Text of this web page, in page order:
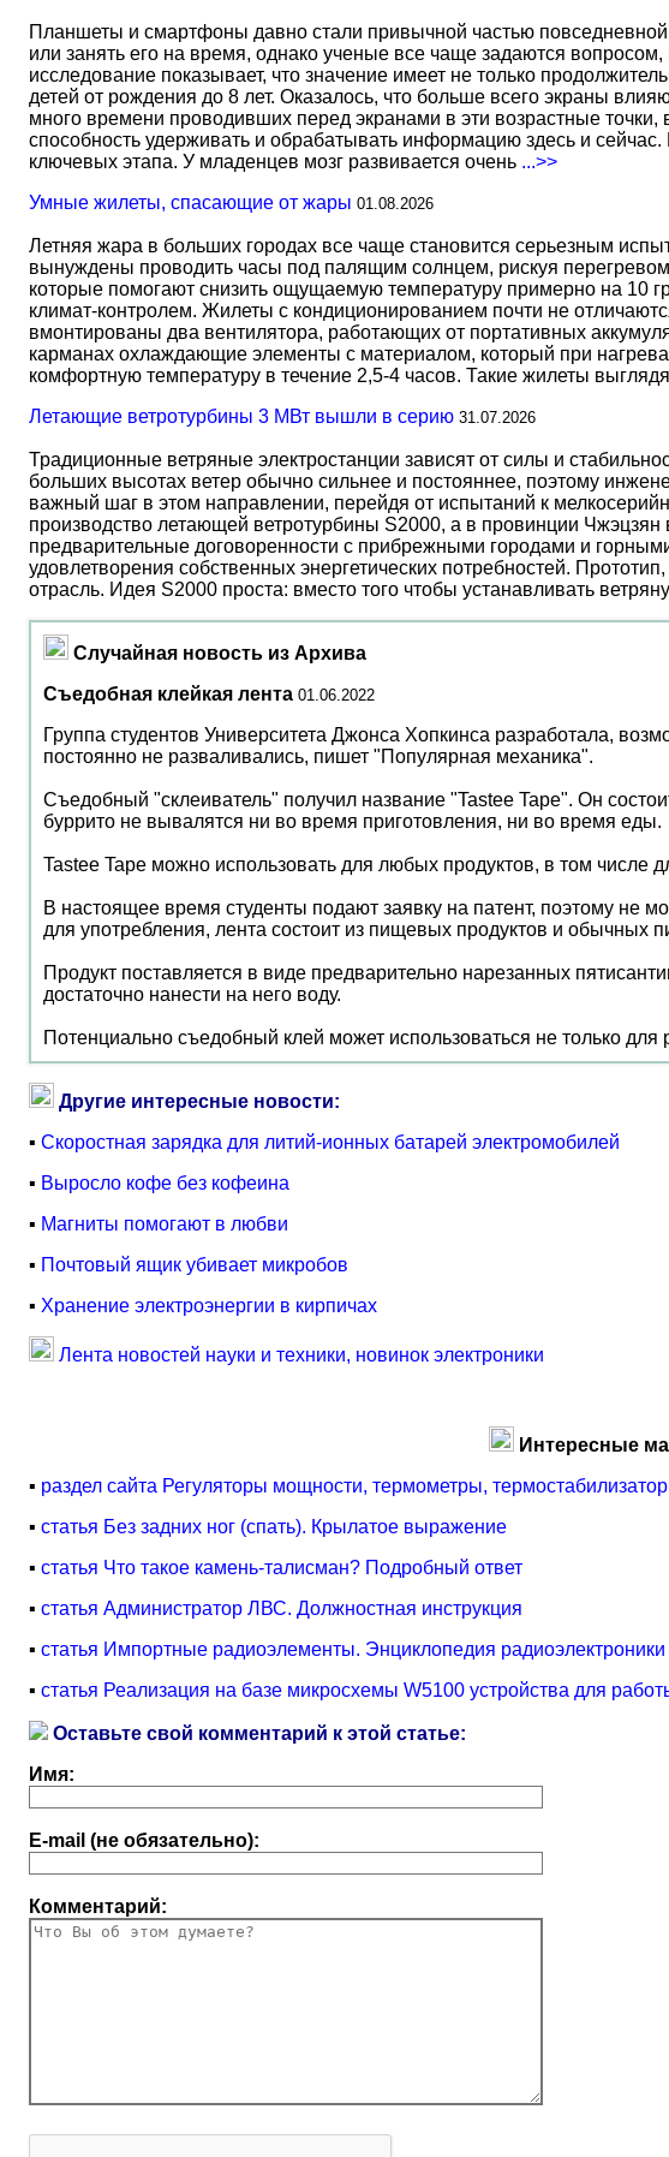
Планшеты и смартфоны давно стали привычной частью
или занять его на время, однако ученые все чаще задаются
исследование показывает, что значение имеет не только
детей от рождения до 8 лет. Оказалось, что больше всего экраны
много времени проводивших перед экранами в эти возрастные
способность удерживать и обрабатывать информацию здесь и
ключевых этапа. У младенцев мозг развивается очень ...>>
Умные жилеты, спасающие от жары 01.08.2026
Летняя жара в больших городах все чаще становится серьезным
вынуждены проводить часы под палящим солнцем, рискуя
которые помогают снизить ощущаемую температуру примерно на 10
климат-контролем. Жилеты с кондиционированием почти не
вмонтированы два вентилятора, работающих от портативных
карманах охлаждающие элементы с материалом, который при
комфортную температуру в течение 2,5-4 часов. Такие жилеты
Летающие ветротурбины 3 МВт вышли в серию 31.07.2026
Традиционные ветряные электростанции зависят от силы и
больших высотах ветер обычно сильнее и постояннее, поэтому
важный шаг в этом направлении, перейдя от испытаний к
производство летающей ветротурбины S2000, а в провинции
предварительные договоренности с прибрежными городами и
удовлетворения собственных энергетических потребностей.
отрасль. Идея S2000 проста: вместо того чтобы устанавливать ветряну
Случайная новость из Архива
Съедобная клейкая лента 01.06.2022
Группа студентов Университета Джонса Хопкинса разработала,
постоянно не разваливались, пишет "Популярная механика".
Съедобный "склеиватель" получил название "Tastee Tape". Он
буррито не вывалятся ни во время приготовления, ни во время еды.
Tastee Tape можно использовать для любых продуктов, в том числе
В настоящее время студенты подают заявку на патент, поэтому не
для употребления, лента состоит из пищевых продуктов и обычных
Продукт поставляется в виде предварительно нарезанных
достаточно нанести на него воду.
Потенциально съедобный клей может использоваться не только
Другие интересные новости:
▪ Скоростная зарядка для литий-ионных батарей электромобилей
▪ Выросло кофе без кофеина
▪ Магниты помогают в любви
▪ Почтовый ящик убивает микробов
▪ Хранение электроэнергии в кирпичах
Лента новостей науки и техники, новинок электроники
Интересные
▪ раздел сайта Регуляторы мощности, термометры,
▪ статья Без задних ног (спать). Крылатое выражение
▪ статья Что такое камень-талисман? Подробный ответ
▪ статья Администратор ЛВС. Должностная инструкция
▪ статья Импортные радиоэлементы. Энциклопедия радиоэлектроники
▪ статья Реализация на базе микросхемы W5100 устройства для
Оставьте свой комментарий к этой статье:
Имя:
E-mail (не обязательно):
Комментарий: